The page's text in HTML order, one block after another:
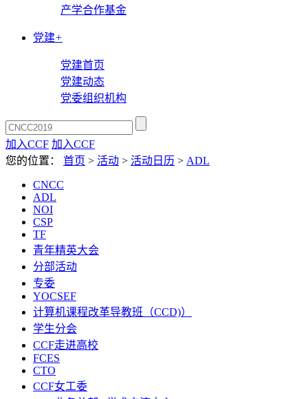
产学合作基金
党建+
党建首页
党建动态
党委组织机构
加入CCF 加入CCF
您的位置： 首页 > 活动 > 活动日历 > ADL
CNCC
ADL
NOI
CSP
TF
青年精英大会
分部活动
专委
YOCSEF
计算机课程改革导教班（CCD)）
学生分会
CCF走进高校
FCES
CTO
CCF女工委